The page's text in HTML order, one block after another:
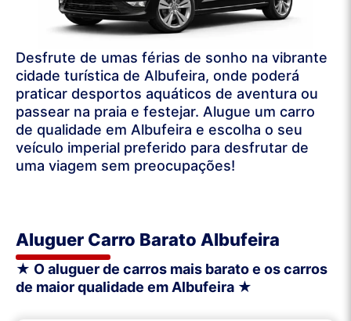
Desfrute de umas férias de sonho na vibrante
cidade turística de Albufeira, onde poderá
praticar desportos aquáticos de aventura ou
passear na praia e festejar. Alugue um carro
de qualidade em Albufeira e escolha o seu
veículo imperial preferido para desfrutar de
uma viagem sem preocupações!
Aluguer Carro Barato Albufeira
★ O aluguer de carros mais barato e os carros
de maior qualidade em Albufeira ★